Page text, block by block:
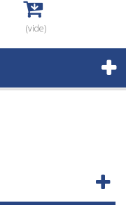
(vide)